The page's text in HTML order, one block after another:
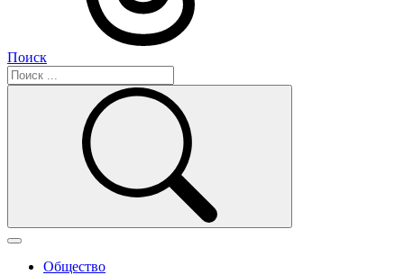
Поиск
Общество